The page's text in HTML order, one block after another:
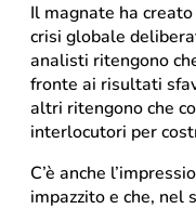
Il magnate ha
crisi globale
analisti ritengono
fronte ai risultati
altri ritengono che
interlocutori per
C’è anche
impazzito e che, nel